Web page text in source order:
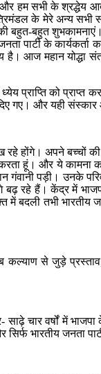
और हम सभी के
के मेरे अन्य
बहुत-बहुत
पार्टी के
आज महान
को प्राप्त
गए। और यही
अपने बच्चों की
और ये कामना
जान गंवानी पड़ी।
हैं। केंद्र में
तभी भारतीय
से जुड़े
साढ़े चार वर्षों में
भारतीय जनता